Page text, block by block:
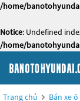
/home/
Notice: Undefined
/home/
Trang chủ Bán xe